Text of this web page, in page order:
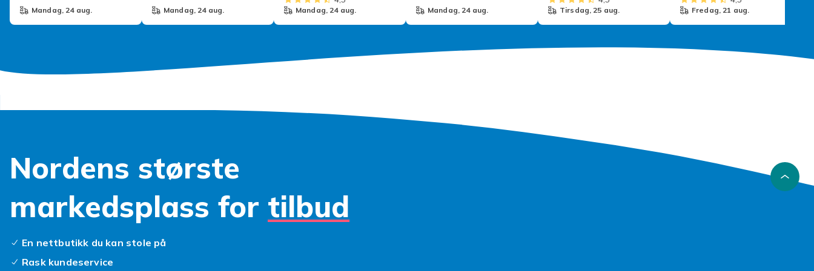
mandag, 24 aug. mandag, 24 aug. mandag, 24 aug. mandag, 24 aug. tirsdag, 25 aug. fredag, 21 aug.
Nordens største
markedsplass for tilbud
En nettbutikk du kan stole på
Rask kundeservice